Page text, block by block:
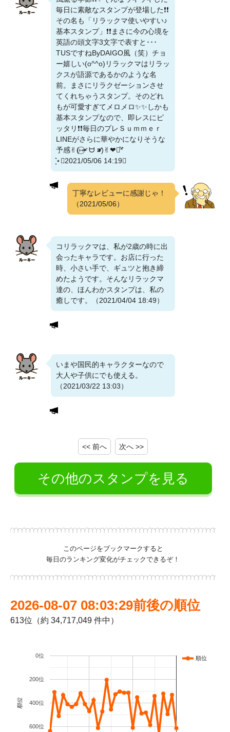
毎日に素敵なスタンプが登場した❗❗
その名も「リラックマ使いやすい♪
基本スタンプ」❗❗まさに今の心境を
英語の頭文字3文字で表すと･･･
TUSですねByDAIGO風（笑）チョ
ー嬉しい(o^^o)リラックマはリラッ
クスが語源であるかのような名
前。まさにリラクゼーションさせ
てくれちゃうスタンプ。そのどれ
もが可愛すぎてメロメロ✨✨しかも
基本スタンプなので、即レスにピ
ッタリ❗❗毎日のプレＳｕｍｍｅｒ
LINEがさらに華やかになりそうな
予感✌︎(‎⑅⃝⁍̴̛ ᗨ ⁍̴̛)✌︎‬‪︎❤︎‪︎⋆͛*͛
͙͛⋆（2021/05/06 14:19）
丁寧なレビューに感謝じゃ！
（2021/05/06）
コリラックマは、私が2歳の時に出
会ったキャラです。お店に行った
時、小さい手で、ギュツと抱き締
めたようです。そんなリラックマ
達の、ほんわかスタンプは、私の
癒しです。（2021/04/04 18:49）
いまや国民的キャラクターなので
大人や子供にでも使える。
（2021/03/22 13:03）
<< 前へ 次へ >>
その他のスタンプを見る
このページをブックマークすると
毎日のランキング変化がチェックできるぞ！
2026-08-07 08:03:29前後の順位
613位（約 34,717,049 件中）
順位
0位
200位
400位
600位
順位